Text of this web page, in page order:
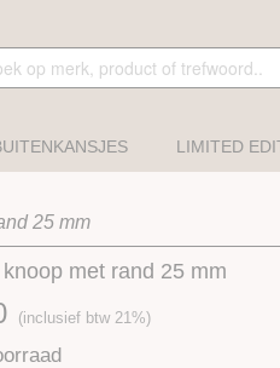
LIMITED
25 mm
met rand 25 mm
(inclusief btw 21%)